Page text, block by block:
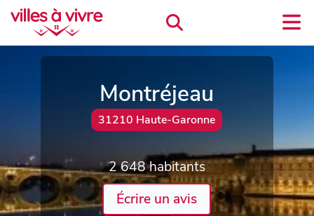
Montréjeau
31210 Haute-Garonne
2 648 habitants
Écrire un avis